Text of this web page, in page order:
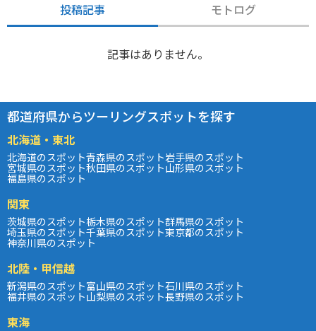
投稿記事 モトログ
記事はありません。
都道府県からツーリングスポットを探す
北海道・東北
北海道のスポット青森県のスポット岩手県のスポット
宮城県のスポット秋田県のスポット山形県のスポット
福島県のスポット
関東
茨城県のスポット栃木県のスポット群馬県のスポット
埼玉県のスポット千葉県のスポット東京都のスポット
神奈川県のスポット
北陸・甲信越
新潟県のスポット富山県のスポット石川県のスポット
福井県のスポット山梨県のスポット長野県のスポット
東海